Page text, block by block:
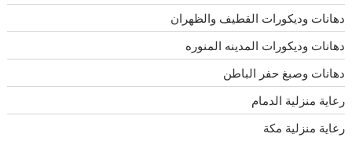
دهانات وديكورات القطيف والظهران
دهانات وديكورات المدينه المنوره
دهانات وصبغ حفر الباطن
رعاية منزلية الدمام
رعاية منزلية مكة